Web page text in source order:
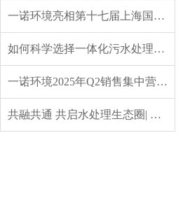
一诺环境亮相第十七届上海国际水展，创新水科技引领绿色未来
如何科学选择一体化污水处理设备？实用指南来了
一诺环境2025年Q2销售集中营：赋能成长，共启新程
共融共通 共启水处理生态圈| 英诺格林成立20周年供应商大会定义水处理未来式